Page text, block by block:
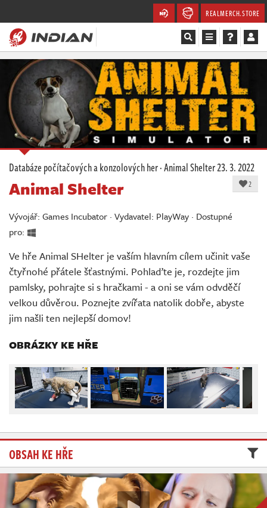
REALMERCH.STORE
Magazín
Recenze
Videa
Soutěže
Databáze
Komunita
Redakce
Živě
Databáze počítačových a konzolových her·Animal Shelter23. 3. 2022
2
Animal Shelter
Vývojář: Games Incubator · Vydavatel: PlayWay · Dostupné
pro:
Ve hře Animal SHelter je vaším hlavním cílem učinit vaše
čtyřnohé přátele šťastnými. Pohlaďte je, rozdejte jim
pamlsky, pohrajte si s hračkami - a oni se vám odvděčí
velkou důvěrou. Poznejte zvířata natolik dobře, abyste
jim našli ten nejlepší domov!
OBRÁZKY KE HŘE
OBSAH KE HŘE